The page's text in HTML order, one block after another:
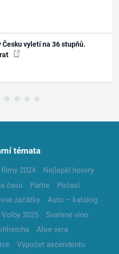
vyletí na 36 stupňů.
témata
2024
Nejlepší horory
času Partie
Počasí
začátky
Auto – katalog
Volby 2025
Svařené víno
Aloe vera
Výpočet ascendentu